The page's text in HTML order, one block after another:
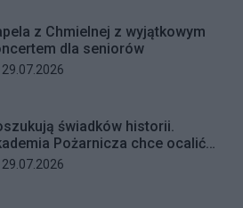
z Chmielnej z wyjątkowym
dla seniorów
dodania artykułu:
29.07.2026
świadków historii.
Pożarnicza chce ocalić
z pamiętnego strajku
dodania artykułu:
29.07.2026